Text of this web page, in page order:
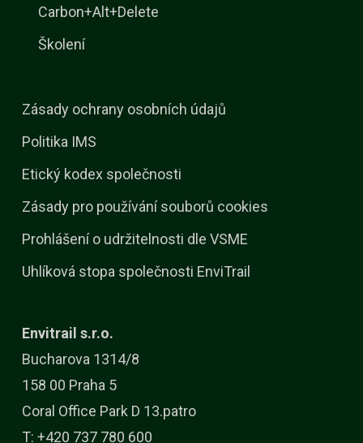
Carbon+Alt+Delete
Školení
Zásady ochrany osobních údajů
Politika IMS
Etický kodex společnosti
Zásady pro používání souborů cookies
Prohlášení o udržitelnosti dle VSME
Uhlíková stopa společnosti EnviTrail
Envitrail s.r.o.
Bucharova 1314/8
158 00 Praha 5
Coral Office Park D 13.patro
T: +420 737 780 600